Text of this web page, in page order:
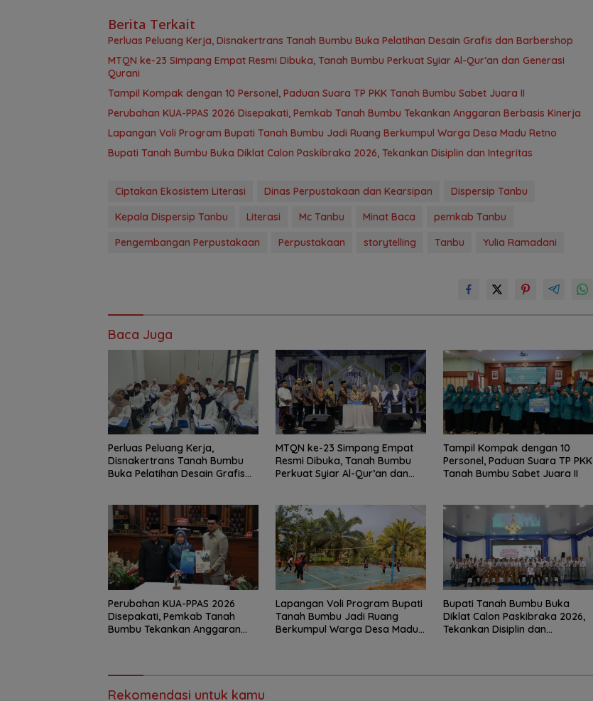
Berita Terkait
Perluas Peluang Kerja, Disnakertrans Tanah Bumbu Buka Pelatihan Desain Grafis dan Barbershop
MTQN ke-23 Simpang Empat Resmi Dibuka, Tanah Bumbu Perkuat Syiar Al-Qur’an dan Generasi
Qurani
Tampil Kompak dengan 10 Personel, Paduan Suara TP PKK Tanah Bumbu Sabet Juara II
Perubahan KUA-PPAS 2026 Disepakati, Pemkab Tanah Bumbu Tekankan Anggaran Berbasis Kinerja
Lapangan Voli Program Bupati Tanah Bumbu Jadi Ruang Berkumpul Warga Desa Madu Retno
Bupati Tanah Bumbu Buka Diklat Calon Paskibraka 2026, Tekankan Disiplin dan Integritas
Ciptakan Ekosistem Literasi Dinas Perpustakaan dan Kearsipan
Dispersip Tanbu
Kepala Dispersip Tanbu
Literasi Mc Tanbu Minat Baca
pemkab Tanbu
Pengembangan Perpustakaan
Perpustakaan storytelling Tanbu Yulia Ramadani
Baca Juga
Perluas Peluang Kerja,
Disnakertrans Tanah Bumbu
Buka Pelatihan Desain Grafis
MTQN ke-23 Simpang Empat
Resmi Dibuka, Tanah Bumbu
Perkuat Syiar Al-Qur’an dan
Tampil Kompak dengan 10
Personel, Paduan Suara TP PKK
Tanah Bumbu Sabet Juara II
Perubahan KUA-PPAS 2026
Disepakati, Pemkab Tanah
Bumbu Tekankan Anggaran
Lapangan Voli Program Bupati
Tanah Bumbu Jadi Ruang
Berkumpul Warga Desa Madu
Bupati Tanah Bumbu Buka
Diklat Calon Paskibraka 2026,
Tekankan Disiplin dan
Rekomendasi untuk kamu